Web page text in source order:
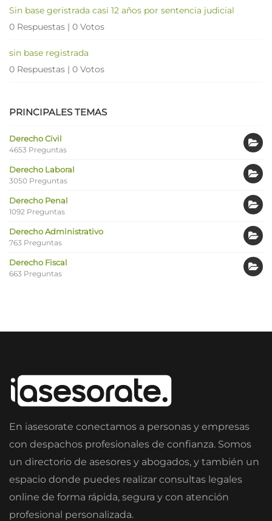
Sin base geristrada casi 12 años por sentencia judicial
0 Respuestas | 0 Votos
sin base registrada
0 Respuestas | 0 Votos
PRINCIPALES TEMAS
Derecho Civil
4653 Preguntas
Derecho Laboral
3050 Preguntas
Derecho Penal
1092 Preguntas
Derecho Administrativo
763 Preguntas
Derecho Fiscal
663 Preguntas
En iasesorate conectamos a personas y empresas
con despachos profesionales de confianza. Somos
un directorio de asesores y abogados, y también un
espacio donde puedes realizar consultas legales
online de forma rápida, segura y con atención
profesional personalizada.